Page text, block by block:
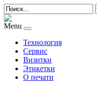
Menu
Технология
Сервис
Визитки
Этикетки
О печати